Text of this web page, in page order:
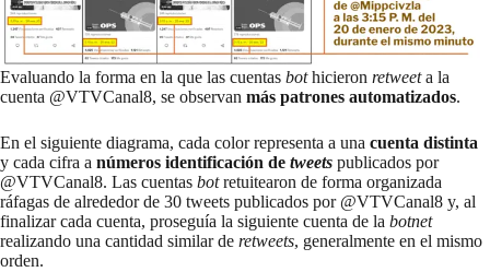
Evaluando la forma en la que las cuentas bothicieron retweeta la
cuenta @VTVCanal8, se observan más patrones automatizados.
En el siguiente diagrama, cada color representa a una cuenta distinta
y cada cifra a números identificación de tweets publicados por
@VTVCanal8. Las cuentas botretuitearon de forma organizada
ráfagas de alrededor de 30 tweets publicados por @VTVCanal8 y, al
finalizar cada cuenta, proseguía la siguiente cuenta de la botnet
realizando una cantidad similar de retweets, generalmente en el mismo
orden.